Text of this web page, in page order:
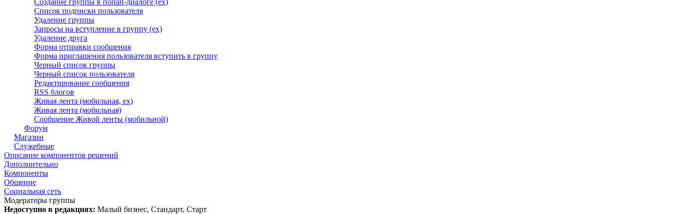
Создание группы в попап-диалоге (ex)
Список подписки пользователя
Удаление группы
Запросы на вступление в группу (ex)
Удаление друга
Форма отправки сообщения
Форма приглашения пользователя вступить в группу
Черный список группы
Черный список пользователя
Редактирование сообщения
RSS блогов
Живая лента (мобильная, ex)
Живая лента (мобильная)
Сообщение Живой ленты (мобильной)
Форум
Магазин
Служебные
Описание компонентов решений
Дополнительно
Компоненты
Общение
Социальная сеть
Модераторы группы
Недоступно в редакциях: Малый бизнес, Стандарт, Старт